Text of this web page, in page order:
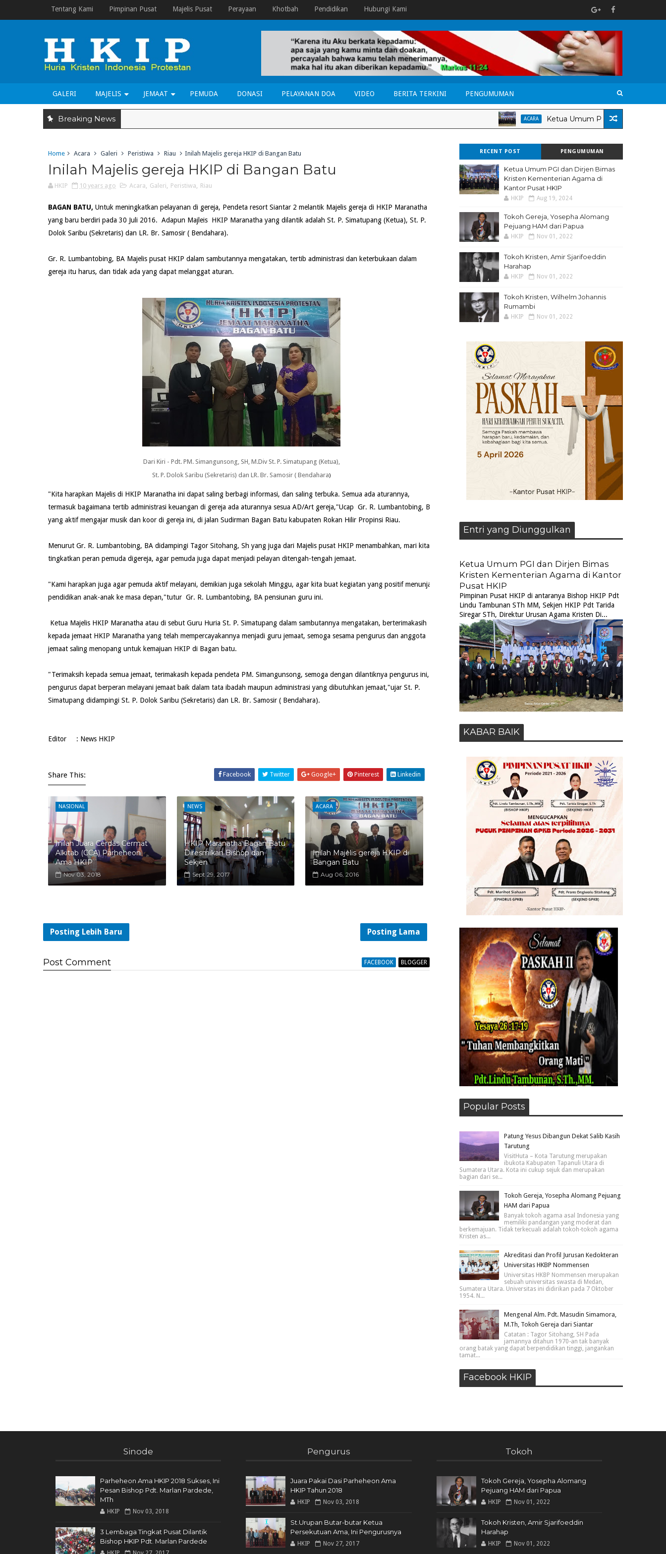
Tentang Kami Pimpinan Pusat Majelis Pusat Perayaan Khotbah Pendidikan Hubungi Kami
GALERI MAJELIS JEMAAT PEMUDA DONASI PELAYANAN DOA VIDEO BERITA TERKINI PENGUMUMAN
Breaking News ACARA Ketua Umum PGI dan Dirjen Bimas
Home Acara Galeri Peristiwa Riau Inilah Majelis gereja HKIP di Bangan Batu
Inilah Majelis gereja HKIP di Bangan Batu
HKIP 10 years ago Acara, Galeri, Peristiwa, Riau
BAGAN BATU, Untuk meningkatkan pelayanan di gereja, Pendeta resort Siantar 2 melantik Majelis gereja di HKIP Maranatha
yang baru berdiri pada 30 Juli 2016. Adapun Majleis HKIP Maranatha yang dilantik adalah St. P. Simatupang (Ketua), St. P.
Dolok Saribu (Sekretaris) dan LR. Br. Samosir ( Bendahara).
Gr. R. Lumbantobing, BA Majelis pusat HKIP dalam sambutannya mengatakan, tertib administrasi dan keterbukaan dalam
gereja itu harus, dan tidak ada yang dapat melanggat aturan.
Dari Kiri - Pdt. PM. Simangunsong, SH, M.Div St. P. Simatupang (Ketua),
St. P. Dolok Saribu (Sekretaris) dan LR. Br. Samosir ( Bendahara)
"Kita harapkan Majelis di HKIP Maranatha ini dapat saling berbagi informasi, dan saling terbuka. Semua ada aturannya,
termasuk bagaimana tertib administrasi keuangan di gereja ada aturannya sesua AD/Art gereja,"Ucap Gr. R. Lumbantobing, BA
yang aktif mengajar musik dan koor di gereja ini, di jalan Sudirman Bagan Batu kabupaten Rokan Hilir Propinsi Riau.
Menurut Gr. R. Lumbantobing, BA didampingi Tagor Sitohang, Sh yang juga dari Majelis pusat HKIP menambahkan, mari kita
tingkatkan peran pemuda digereja, agar pemuda juga dapat menjadi pelayan ditengah-tengah jemaat.
"Kami harapkan juga agar pemuda aktif melayani, demikian juga sekolah Minggu, agar kita buat kegiatan yang positif menunjak
pendidikan anak-anak ke masa depan,"tutur Gr. R. Lumbantobing, BA pensiunan guru ini.
Ketua Majelis HKIP Maranatha atau di sebut Guru Huria St. P. Simatupang dalam sambutannya mengatakan, berterimakasih
kepada jemaat HKIP Maranatha yang telah mempercayakannya menjadi guru jemaat, semoga sesama pengurus dan anggota
jemaat saling menopang untuk kemajuan HKIP di Bagan batu.
"Terimaksih kepada semua jemaat, terimakasih kepada pendeta PM. Simangunsong, semoga dengan dilantiknya pengurus ini,
pengurus dapat berperan melayani jemaat baik dalam tata ibadah maupun administrasi yang dibutuhkan jemaat,"ujar St. P.
Simatupang didampingi St. P. Dolok Saribu (Sekretaris) dan LR. Br. Samosir ( Bendahara).
Editor : News HKIP
Share This: Facebook Twitter Google+ Pinterest Linkedin
NASIONAL
Inilah Juara Cerdas Cermat
Alkitab (CCA) Parheheon
Ama HKIP
Nov 03, 2018
NEWS
HKIP Maranatha Bagan Batu
Diresmikan Bishop dan
Sekjen
Sept 29, 2017
ACARA
Inilah Majelis gereja HKIP di
Bangan Batu
Aug 06, 2016
Posting Lebih Baru Posting Lama
Post Comment FACEBOOK BLOGGER
RECENT POST PENGUMUMAN
Ketua Umum PGI dan Dirjen Bimas
Kristen Kementerian Agama di
Kantor Pusat HKIP
HKIP Aug 19, 2024
Tokoh Gereja, Yosepha Alomang
Pejuang HAM dari Papua
HKIP Nov 01, 2022
Tokoh Kristen, Amir Sjarifoeddin
Harahap
HKIP Nov 01, 2022
Tokoh Kristen, Wilhelm Johannis
Rumambi
HKIP Nov 01, 2022
Entri yang Diunggulkan
Ketua Umum PGI dan Dirjen Bimas
Kristen Kementerian Agama di Kantor
Pusat HKIP
Pimpinan Pusat HKIP di antaranya Bishop HKIP Pdt
Lindu Tambunan STh MM, Sekjen HKIP Pdt Tarida
Siregar STh, Direktur Urusan Agama Kristen Di...
KABAR BAIK
Popular Posts
Patung Yesus Dibangun Dekat Salib Kasih
Tarutung
VisitHuta – Kota Tarutung merupakan
ibukota Kabupaten Tapanuli Utara di
Sumatera Utara. Kota ini cukup sejuk dan merupakan
bagian dari se...
Tokoh Gereja, Yosepha Alomang Pejuang
HAM dari Papua
Banyak tokoh agama asal Indonesia yang
memiliki pandangan yang moderat dan
berkemajuan. Tidak terkecuali adalah tokoh-tokoh agama
Kristen as...
Akreditasi dan Profil Jurusan Kedokteran
Universitas HKBP Nommensen
Universitas HKBP Nommensen merupakan
sebuah universitas swasta di Medan,
Sumatera Utara. Universitas ini didirikan pada 7 Oktober
1954. N...
Mengenal Alm. Pdt. Masudin Simamora,
M.Th, Tokoh Gereja dari Siantar
Catatan : Tagor Sitohang, SH Pada
jamannya ditahun 1970-an tak banyak
orang batak yang dapat berpendidikan tinggi, jangankan
tamat...
Facebook HKIP
Sinode
Parheheon Ama HKIP 2018 Sukses, Ini
Pesan Bishop Pdt. Marlan Pardede,
MTh
HKIP Nov 03, 2018
3 Lembaga Tingkat Pusat Dilantik
Bishop HKIP Pdt. Marlan Pardede
Pengurus
Juara Pakai Dasi Parheheon Ama
HKIP Tahun 2018
HKIP Nov 03, 2018
St.Urupan Butar-butar Ketua
Persekutuan Ama, Ini Pengurusnya
HKIP Nov 27, 2017
Tokoh
Tokoh Gereja, Yosepha Alomang
Pejuang HAM dari Papua
HKIP Nov 01, 2022
Tokoh Kristen, Amir Sjarifoeddin
Harahap
HKIP Nov 01, 2022